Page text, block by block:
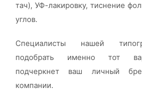
тач), УФ-лакировку, тиснение
углов.
Специалисты нашей
подобрать именно тот
подчеркнет ваш личный
компании.